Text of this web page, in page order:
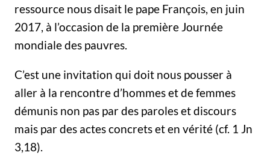
ressource nous disait le pape François, en juin
2017, à l’occasion de la première Journée
mondiale des pauvres.
C’est une invitation qui doit nous pousser à
aller à la rencontre d’hommes et de femmes
démunis non pas par des paroles et discours
mais par des actes concrets et en vérité (cf. 1 Jn
3,18).